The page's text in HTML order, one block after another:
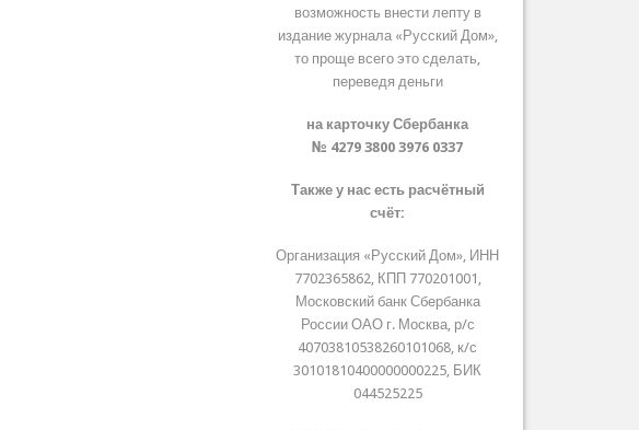
возможность внести лепту в
издание журнала «Русский Дом»,
то проще всего это сделать,
переведя деньги
на карточку Сбербанка
№ 4279 3800 3976 0337
Также у нас есть расчётный
счёт:
Организация «Русский Дом», ИНН
7702365862, КПП 770201001,
Московский банк Сбербанка
России ОАО г. Москва, р/с
40703810538260101068, к/с
30101810400000000225, БИК
044525225